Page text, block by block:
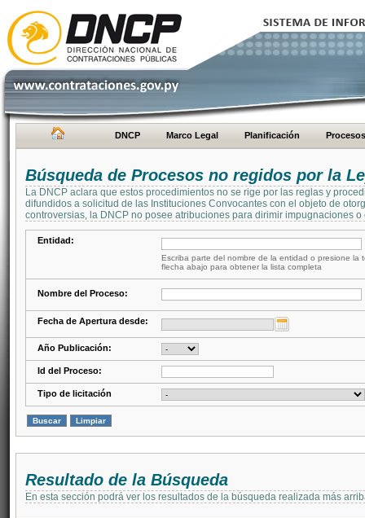
DNCP Marco Legal Planificación Procesos
Búsqueda de Procesos no regidos por la
La DNCP aclara que estos procedimientos no se rige por las reglas y
difundidos a solicitud de las Instituciones Convocantes con el objeto de
controversias, la DNCP no posee atribuciones para dirimir impugnaciones
Entidad:
Escriba parte del nombre de la entidad o presione la
flecha abajo para obtener la lista completa
Nombre del Proceso:
Fecha de Apertura desde:
Año Publicación:
Id del Proceso:
Tipo de licitación
Resultado de la Búsqueda
En esta sección podrá ver los resultados de la búsqueda realizada más